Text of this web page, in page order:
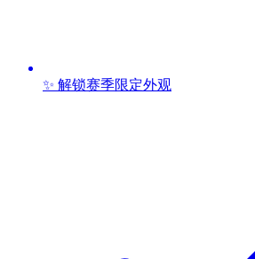
✨ 解锁赛季限定外观